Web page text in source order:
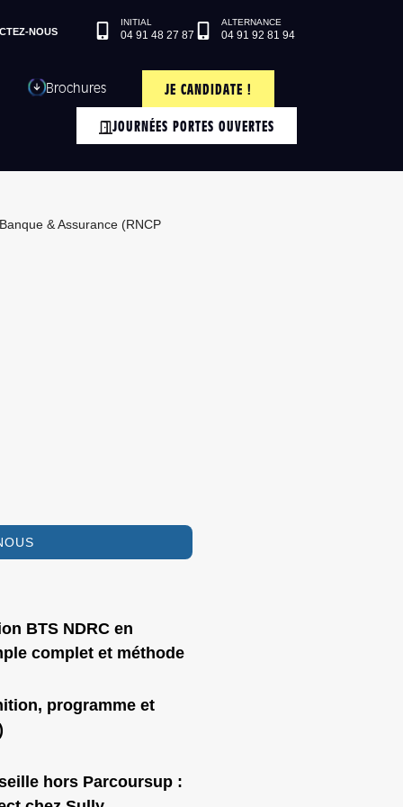
NOUS 04 91 48 27 87 04 91 92 81 94
Brochures JE CANDIDATE !
JOURNÉES PORTES OUVERTES
& Assurance (RNCP
BTS NDRC en
complet et méthode
programme et
hors Parcoursup :